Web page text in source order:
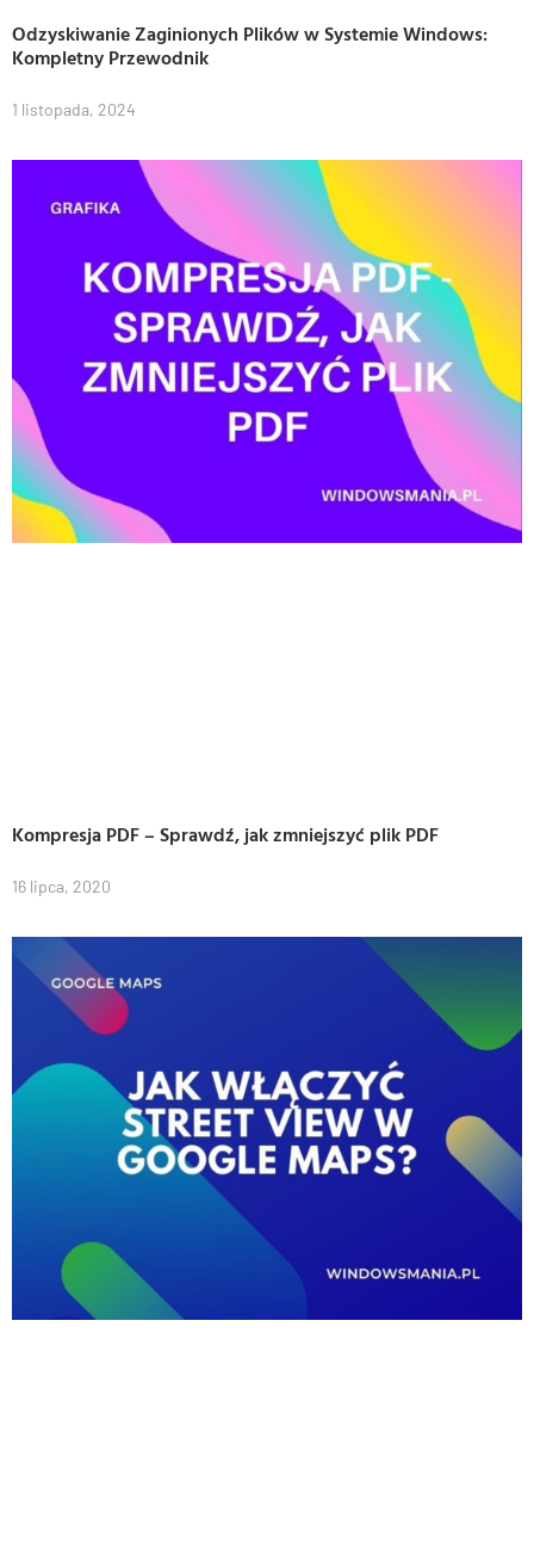
Odzyskiwanie Zaginionych Plików w Systemie Windows:
Kompletny Przewodnik
1 listopada, 2024
Kompresja PDF – Sprawdź, jak zmniejszyć plik PDF
16 lipca, 2020